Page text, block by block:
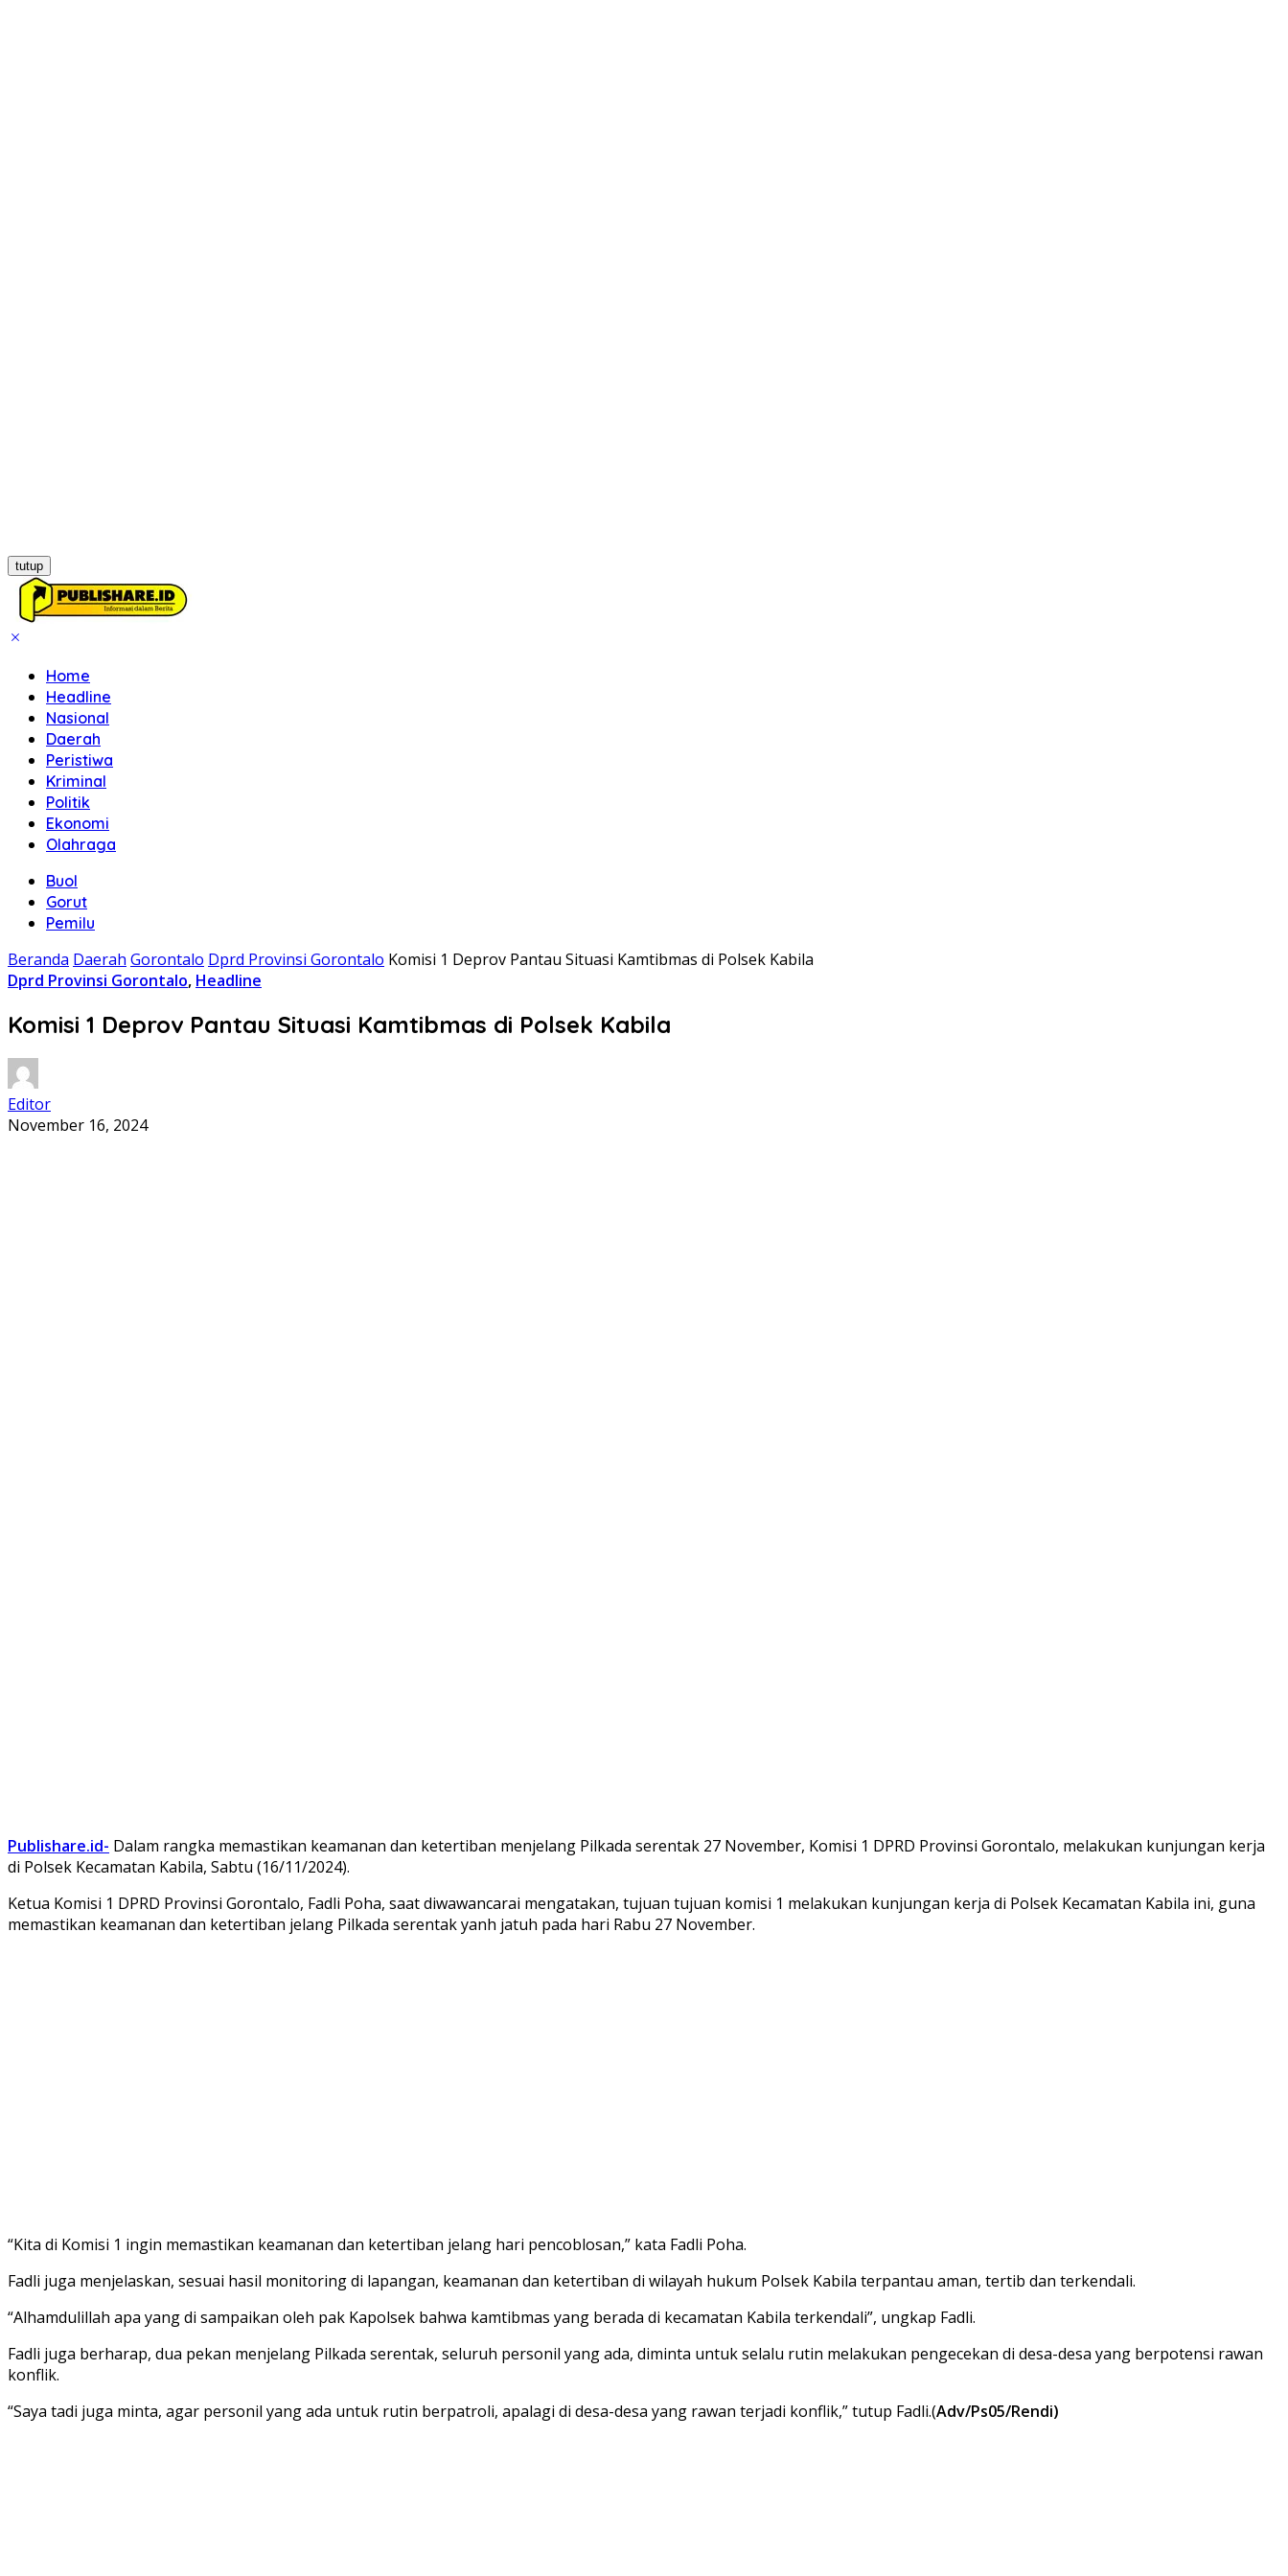
tutup
Home
Headline
Nasional
Daerah
Peristiwa
Kriminal
Politik
Ekonomi
Olahraga
Buol
Gorut
Pemilu
Beranda Daerah Gorontalo Dprd Provinsi Gorontalo Komisi 1 Deprov Pantau Situasi Kamtibmas di Polsek Kabila
Dprd Provinsi Gorontalo, Headline
Komisi 1 Deprov Pantau Situasi Kamtibmas di Polsek Kabila
Editor
November 16, 2024
Publishare.id- Dalam rangka memastikan keamanan dan ketertiban menjelang Pilkada serentak 27 November, Komisi 1 DPRD Provinsi Gorontalo, melakukan kunjungan kerja
di Polsek Kecamatan Kabila, Sabtu (16/11/2024).
Ketua Komisi 1 DPRD Provinsi Gorontalo, Fadli Poha, saat diwawancarai mengatakan, tujuan tujuan komisi 1 melakukan kunjungan kerja di Polsek Kecamatan Kabila ini, guna
memastikan keamanan dan ketertiban jelang Pilkada serentak yanh jatuh pada hari Rabu 27 November.
“Kita di Komisi 1 ingin memastikan keamanan dan ketertiban jelang hari pencoblosan,” kata Fadli Poha.
Fadli juga menjelaskan, sesuai hasil monitoring di lapangan, keamanan dan ketertiban di wilayah hukum Polsek Kabila terpantau aman, tertib dan terkendali.
“Alhamdulillah apa yang di sampaikan oleh pak Kapolsek bahwa kamtibmas yang berada di kecamatan Kabila terkendali”, ungkap Fadli.
Fadli juga berharap, dua pekan menjelang Pilkada serentak, seluruh personil yang ada, diminta untuk selalu rutin melakukan pengecekan di desa-desa yang berpotensi rawan
konflik.
“Saya tadi juga minta, agar personil yang ada untuk rutin berpatroli, apalagi di desa-desa yang rawan terjadi konflik,” tutup Fadli.(Adv/Ps05/Rendi)